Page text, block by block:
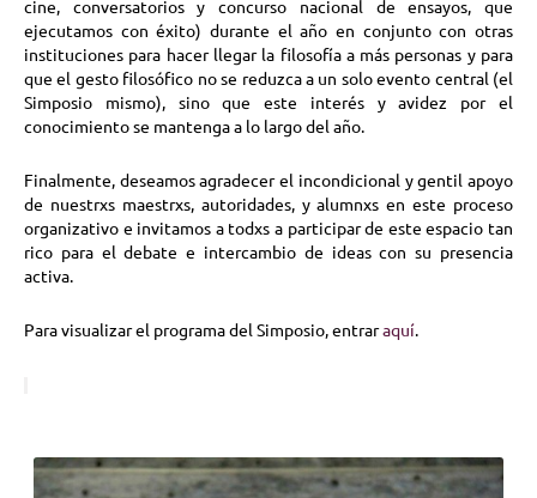
cine, conversatorios y concurso nacional de ensayos, que
ejecutamos con éxito) durante el año en conjunto con otras
instituciones para hacer llegar la filosofía a más personas y para
que el gesto filosófico no se reduzca a un solo evento central (el
Simposio mismo), sino que este interés y avidez por el
conocimiento se mantenga a lo largo del año.
Finalmente, deseamos agradecer el incondicional y gentil apoyo
de nuestrxs maestrxs, autoridades, y alumnxs en este proceso
organizativo e invitamos a todxs a participar de este espacio tan
rico para el debate e intercambio de ideas con su presencia
activa.
Para visualizar el programa del Simposio, entraraquí.